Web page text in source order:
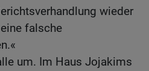
wieder
falsche
um. Im Haus Jojakims